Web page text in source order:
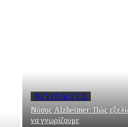
ΝΕΥΡΟΛΌΓΟΣ
Νόσος Alzheimer: Πώς
να γνωρίζουμε